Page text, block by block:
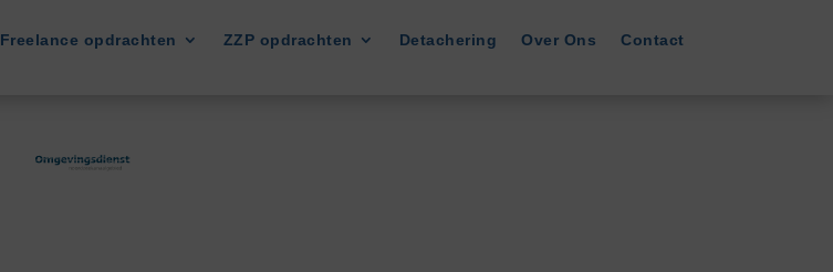
Freelance opdrachten ZZP opdrachten Detachering Over Ons Contact